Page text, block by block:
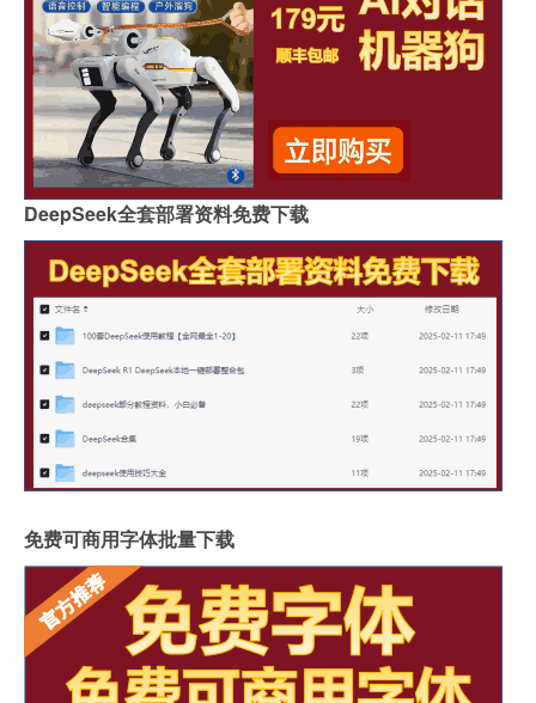
DeepSeek全套部署资料免费下载
免费可商用字体批量下载